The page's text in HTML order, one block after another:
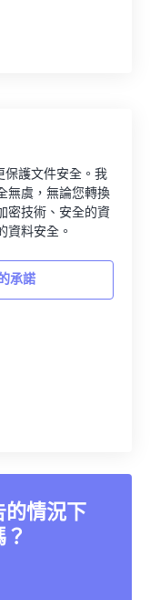
保護文件安全。我
無虞，無論您轉換
密技術、安全的資
資料安全。
承諾
情況下